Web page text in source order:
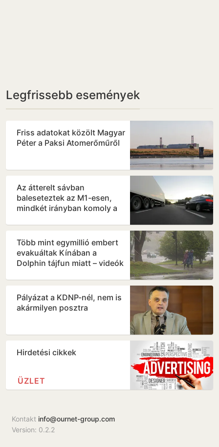
Legfrissebb események
Friss adatokat közölt Magyar
Péter a Paksi Atomerőműről
Az átterelt sávban
baleseteztek az M1-esen,
mindkét irányban komoly a
Több mint egymillió embert
evakuáltak Kínában a
Dolphin tájfun miatt – videók
Pályázat a KDNP-nél, nem is
akármilyen posztra
Hirdetési cikkek
ÜZLET
Kontakt info@ournet-group.com
Version: 0.2.2